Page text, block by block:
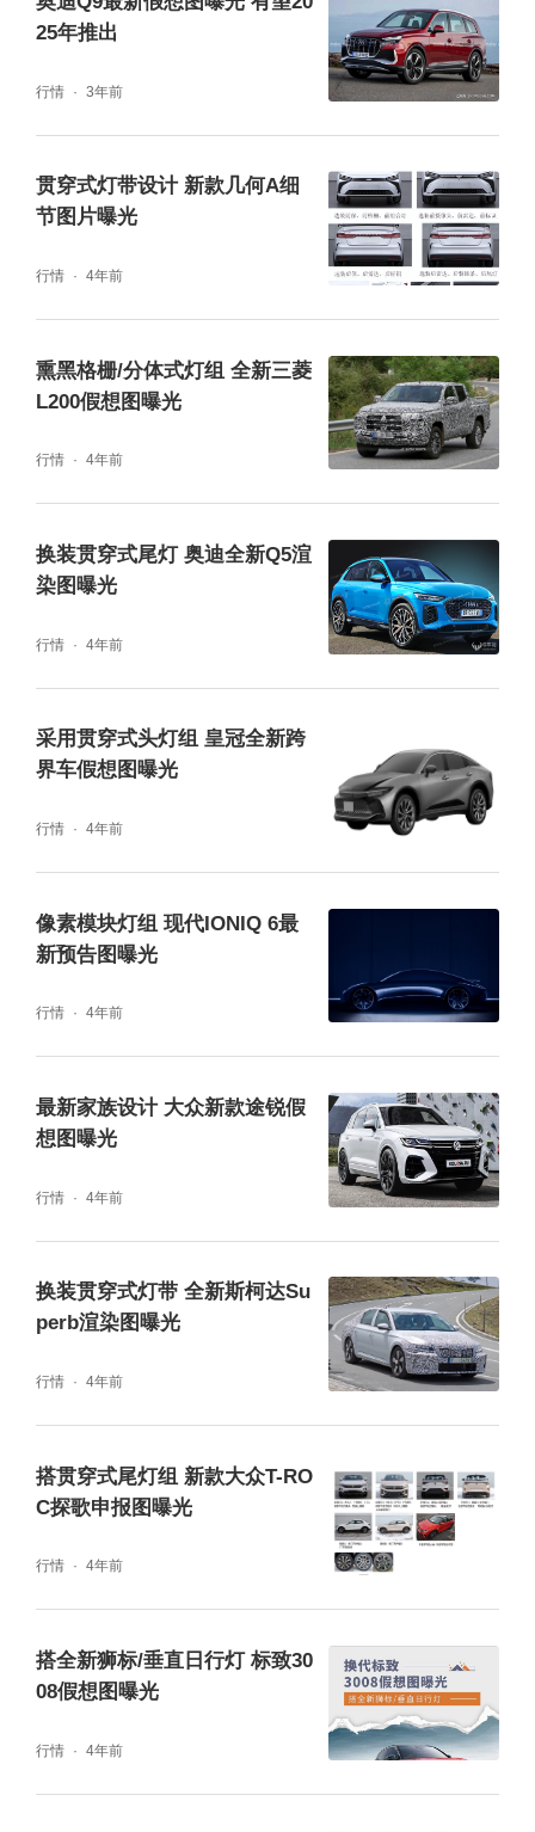
25年推出
行情 3年前
贯穿式灯带设计 新款几何A细
节图片曝光
行情 4年前
熏黑格栅/分体式灯组 全新三菱
L200假想图曝光
行情 4年前
换装贯穿式尾灯 奥迪全新Q5渲
染图曝光
行情 4年前
采用贯穿式头灯组 皇冠全新跨
界车假想图曝光
行情 4年前
像素模块灯组 现代IONIQ 6最
新预告图曝光
行情 4年前
最新家族设计 大众新款途锐假
想图曝光
行情 4年前
换装贯穿式灯带 全新斯柯达Su
perb渲染图曝光
行情 4年前
搭贯穿式尾灯组 新款大众T-RO
C探歌申报图曝光
行情 4年前
搭全新狮标/垂直日行灯 标致30
08假想图曝光
行情 4年前